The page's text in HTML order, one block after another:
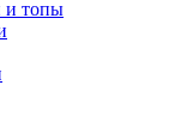
и топы